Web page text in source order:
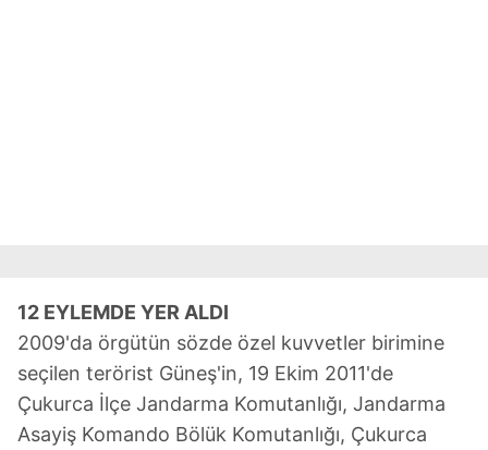
12 EYLEMDE YER ALDI
2009'da örgütün sözde özel kuvvetler birimine
seçilen terörist Güneş'in, 19 Ekim 2011'de
Çukurca İlçe Jandarma Komutanlığı, Jandarma
Asayiş Komando Bölük Komutanlığı, Çukurca